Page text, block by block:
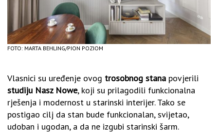
FOTO: MARTA BEHLING/PION POZIOM
Vlasnici su uređenje ovog trosobnog stana povjerili
studiju Nasz Nowe, koji su prilagodili funkcionalna
rješenja i modernost u starinski interijer. Tako se
postigao cilj da stan bude funkcionalan, svijetao,
udoban i ugodan, a da ne izgubi starinski šarm.